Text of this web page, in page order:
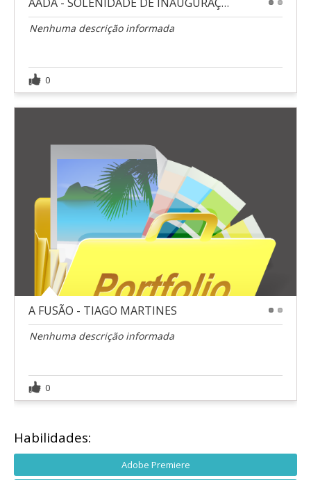
Nenhuma descrição informada
0
A FUSÃO - TIAGO MARTINES
Nenhuma descrição informada
0
Habilidades:
Adobe Premiere